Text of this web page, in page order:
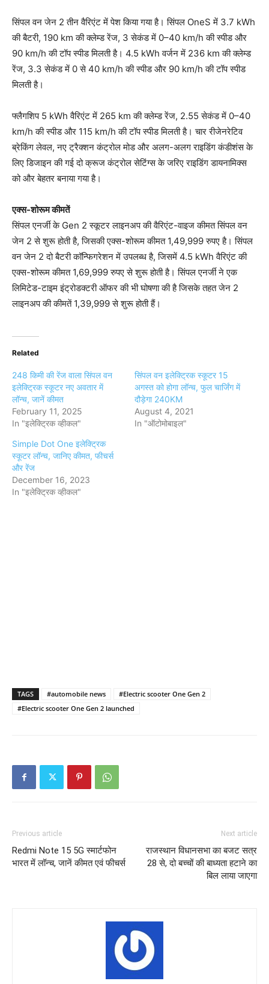
सिंपल वन जेन 2 तीन वैरिएंट में पेश किया गया है। सिंपल OneS में 3.7 kWh
की बैटरी, 190 km की क्लेम्ड रेंज, 3 सेकंड में 0–40 km/h की स्पीड और
90 km/h की टॉप स्पीड मिलती है। 4.5 kWh वर्जन में 236 km की क्लेम्ड
रेंज, 3.3 सेकंड में 0 से 40 km/h की स्पीड और 90 km/h की टॉप स्पीड
मिलती है।
फ्लैगशिप 5 kWh वैरिएंट में 265 km की क्लेम्ड रेंज, 2.55 सेकंड में 0–40
km/h की स्पीड और 115 km/h की टॉप स्पीड मिलती है। चार रीजेनरेटिव
ब्रेकिंग लेवल, नए ट्रैक्शन कंट्रोल मोड और अलग-अलग राइडिंग कंडीशंस के
लिए डिजाइन की गई दो क्रूज कंट्रोल सेटिंग्स के जरिए राइडिंग डायनामिक्स
को और बेहतर बनाया गया है।
एक्स-शोरूम कीमतें
सिंपल एनर्जी के Gen 2 स्कूटर लाइनअप की वैरिएंट-वाइज कीमत सिंपल वन
जेन 2 से शुरू होती है, जिसकी एक्स-शोरूम कीमत 1,49,999 रुपए है। सिंपल
वन जेन 2 दो बैटरी कॉन्फिगरेशन में उपलब्ध है, जिसमें 4.5 kWh वैरिएंट की
एक्स-शोरूम कीमत 1,69,999 रुपए से शुरू होती है। सिंपल एनर्जी ने एक
लिमिटेड-टाइम इंट्रोडक्टरी ऑफर की भी घोषणा की है जिसके तहत जेन 2
लाइनअप की कीमतें 1,39,999 से शुरू होती हैं।
Related
248 किमी की रेंज वाला सिंपल वन
इलेक्ट्रिक स्कूटर नए अवतार में
लॉन्च, जानें कीमत
February 11, 2025
In "इलेक्ट्रिक व्हीकल"
सिंपल वन इलेक्ट्रिक स्कूटर 15
अगस्त को होगा लॉन्च, फुल चार्जिंग में
दौड़ेगा 240KM
August 4, 2021
In "ऑटोमोबाइल"
Simple Dot One इलेक्ट्रिक
स्कूटर लॉन्च, जानिए कीमत, फीचर्स
और रेंज
December 16, 2023
In "इलेक्ट्रिक व्हीकल"
TAGS #automobile news
#Electric scooter One Gen 2
#Electric scooter One Gen 2 launched
Previous article
Redmi Note 15 5G स्‍मार्टफोन
भारत में लॉन्‍च, जानें कीमत एवं फीचर्स
Next article
राजस्थान विधानसभा का बजट सत्र
28 से, दो बच्चों की बाध्यता हटाने का
बिल लाया जाएगा